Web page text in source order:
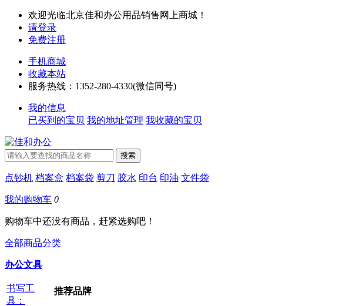
欢迎光临北京佳和办公用品销售网上商城！
请登录
免费注册
手机商城
收藏本站
服务热线：1352-280-4330(微信同号)
我的信息
已买到的宝贝 我的地址管理 我收藏的宝贝
点钞机 档案盒 档案袋 剪刀 胶水 印台 印油 文件袋
我的购物车 0
购物车中还没有商品，赶紧选购吧！
全部商品分类
办公文具
书写工
具：
推荐品牌